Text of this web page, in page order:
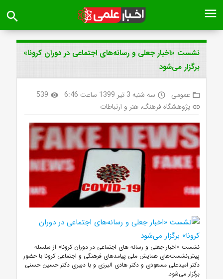
menu
search
نشست «اخبار جعلی و رسانه‌های اجتماعی در دوران کرونا»
برگزار می‌شود
folder_open عمومی access_time سه شنبه 3 تیر 1399 ساعت 6:46 visibility
539
link پژوهشگاه فرهنگ، هنر و ارتباطات
نشست «اخبار جعلی و رسانه های اجتماعی در دوران کرونا» از سلسله
پیش‌نشست‌های همایش ملی پیامدهای فرهنگی و اجتماعی کرونا با حضور
دکتر امیدعلی مسعودی و دکتر هادی البرزی و با دبیری دکتر حسین حسنی
برگزار می‌شود.